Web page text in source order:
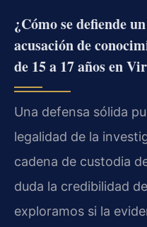
¿Cómo se defiende
acusación de
de 15 a 17 años en
Una defensa sólida
legalidad de la
cadena de custodia
duda la credibilidad
exploramos si la